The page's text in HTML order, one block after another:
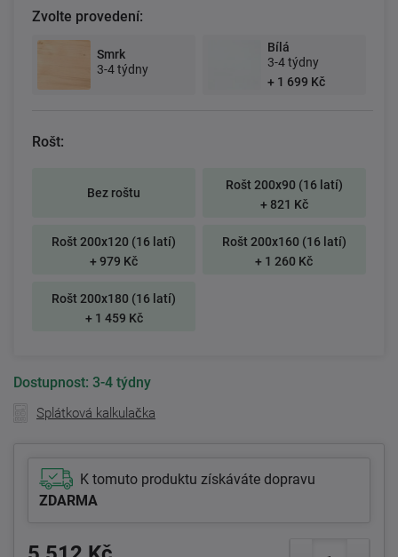
Zvolte provedení:
Smrk
3-4 týdny
Bílá
3-4 týdny
+ 1 699 Kč
Rošt:
Bez roštu
Rošt 200x90 (16 latí)
+ 821 Kč
Rošt 200x120 (16 latí)
+ 979 Kč
Rošt 200x160 (16 latí)
+ 1 260 Kč
Rošt 200x180 (16 latí)
+ 1 459 Kč
Dostupnost: 3-4 týdny
Splátková kalkulačka
K tomuto produktu získáváte dopravu
ZDARMA